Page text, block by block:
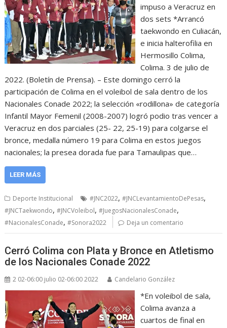
impuso a Veracruz en
dos sets *Arrancó
taekwondo en Culiacán,
e inicia halterofilia en
Hermosillo Colima,
Colima. 3 de julio de
2022. (Boletín de Prensa). – Este domingo cerró la
participación de Colima en el voleibol de sala dentro de los
Nacionales Conade 2022; la selección «rodillona» de categoría
Infantil Mayor Femenil (2008-2007) logró podio tras vencer a
Veracruz en dos parciales (25- 22, 25-19) para colgarse el
bronce, medalla número 19 para Colima en estos juegos
nacionales; la presea dorada fue para Tamaulipas que…
LEER MÁS
Deporte Institucional #JNC2022,#JNCLevantamientoDePesas,
#JNCTaekwondo,#JNCVoleibol,#JuegosNacionalesConade,
#NacionalesConade,#Sonora2022 Deja un comentario
Cerró Colima con Plata y Bronce en Atletismo
de los Nacionales Conade 2022
2 02-06:00 julio 02-06:00 2022 Candelario González
*En voleibol de sala,
Colima avanza a
cuartos de final en